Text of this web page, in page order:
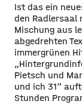
Ist das ein
den Radlersaal
Mischung aus
abgedrehten
immergrünen
Pietsch und
und ich 31“
Stunden